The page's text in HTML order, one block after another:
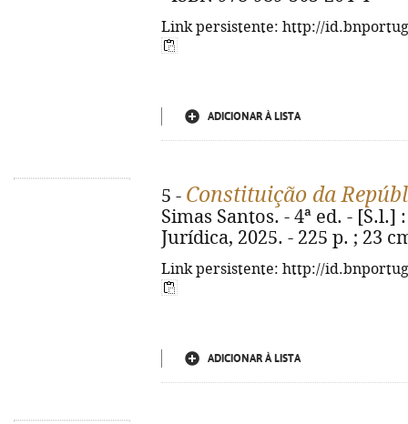
Link persistente: http://
ADICIONAR À LISTA
5 - Constituição da
Simas Santos. - 4ª ed. -
Jurídica, 2025. - 225 p. ; 23
Link persistente: http://
ADICIONAR À LISTA